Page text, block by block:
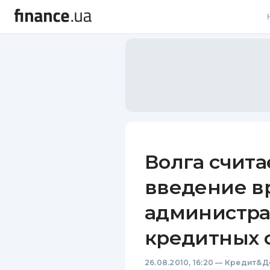
Волга
введение
кредитных
26.08.2010, 16:20 —